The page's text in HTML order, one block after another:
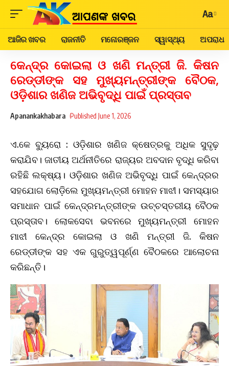
Aa
ଆଜିର ଖବର ରାଜନୀତି ମନୋରଞ୍ଜନ ସ୍ୱାସ୍ଥ୍ୟ ଅପରାଧ
କେନ୍ଦ୍ର କୋଇଲା ଓ ଖଣି ମନ୍ତ୍ରୀ ଜି. କିଷନ
ରେଡ୍ଡୀଙ୍କ ସହ ମୁଖ୍ୟମନ୍ତ୍ରୀଙ୍କ ବୈଠକ,
ଓଡ଼ିଶାର ଖଣିଜ ଅଭିବୃଦ୍ଧି ପାଇଁ ପ୍ରସ୍ତାବ
Apanankakhabara Published June 1, 2026
ଏ.କେ ବ୍ୟୁରୋ : ଓଡ଼ିଶାର ଖଣିଜ କ୍ଷେତ୍ରକୁ ଅଧିକ ସୁଦୃଢ଼
କରାଯିବ। ଜାତୀୟ ଅର୍ଥନୀତିରେ ରାଜ୍ୟର ଅବଦାନ ବୃଦ୍ଧି କରିବା
ରହିଛି ଲକ୍ଷ୍ୟ। ଓଡ଼ିଶାର ଖଣିଜ ଅଭିବୃଦ୍ଧି ପାଇଁ କେନ୍ଦ୍ରର
ସହଯୋଗ ଲୋଡ଼ିଲେ ମୁଖ୍ୟମନ୍ତ୍ରୀ ମୋହନ ମାଝୀ। ସମସ୍ୟାର
ସମାଧାନ ପାଇଁ କେନ୍ଦ୍ରମନ୍ତ୍ରୀଙ୍କ ଉଚ୍ଚସ୍ତରୀୟ ବୈଠକ
ପ୍ରସ୍ତାବ। ଲୋକସେବା ଭବନରେ ମୁଖ୍ୟମନ୍ତ୍ରୀ ମୋହନ
ମାଝୀ କେନ୍ଦ୍ର କୋଇଲା ଓ ଖଣି ମନ୍ତ୍ରୀ ଜି. କିଷନ
ରେଡ୍ଡୀଙ୍କ ସହ ଏକ ଗୁରୁତ୍ୱପୂର୍ଣ୍ଣ ବୈଠକରେ ଆଲୋଚନା
କରିଛନ୍ତି।